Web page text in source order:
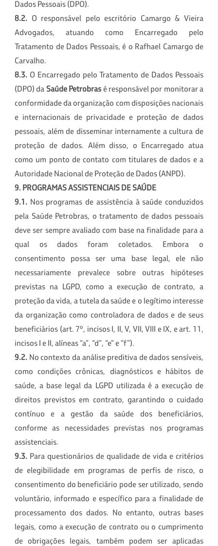
Dados Pessoais (DPO).
8.2. O responsável pelo escritório Camargo & Vieira
Advogados, atuando como Encarregado pelo
Tratamento de Dados Pessoais, é o Rafhael Camargo de
Carvalho.
8.3. O Encarregado pelo Tratamento de Dados Pessoais
(DPO) da Saúde Petrobrasé responsável por monitorar a
conformidade da organização com disposições nacionais
e internacionais de privacidade e proteção de dados
pessoais, além de disseminar internamente a cultura de
proteção de dados. Além disso, o Encarregado atua
como um ponto de contato com titulares de dados e a
Autoridade Nacional de Proteção de Dados (ANPD).
9. PROGRAMAS ASSISTENCIAIS DE SAÚDE
9.1. Nos programas de assistência à saúde conduzidos
pela Saúde Petrobras, o tratamento de dados pessoais
deve ser sempre avaliado com base na finalidade para a
qual os dados foram coletados. Embora o
consentimento possa ser uma base legal, ele não
necessariamente prevalece sobre outras hipóteses
previstas na LGPD, como a execução de contrato, a
proteção da vida, a tutela da saúde e o legítimo interesse
da organização como controladora de dados e de seus
beneficiários (art. 7º, incisos I, II, V, VII, VIII e IX, e art. 11,
incisos I e II, alíneas “a”, “d”, “e” e “f”).
9.2. No contexto da análise preditiva de dados sensíveis,
como condições crônicas, diagnósticos e hábitos de
saúde, a base legal da LGPD utilizada é a execução de
direitos previstos em contrato, garantindo o cuidado
contínuo e a gestão da saúde dos beneficiários,
conforme as necessidades previstas nos programas
assistenciais.
9.3. Para questionários de qualidade de vida e critérios
de elegibilidade em programas de perfis de risco, o
consentimento do beneficiário pode ser utilizado, sendo
voluntário, informado e específico para a finalidade de
processamento dos dados. No entanto, outras bases
legais, como a execução de contrato ou o cumprimento
de obrigações legais, também podem ser aplicadas